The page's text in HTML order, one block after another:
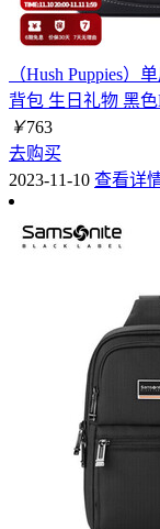
（Hush Puppies
背包 生日礼物 黑色
￥763
去购买
2023-11-10 查看详